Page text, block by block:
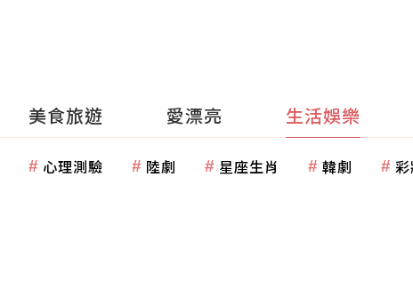
美食旅遊 愛漂亮 生活娛樂
心理測驗 陸劇 星座生肖 韓劇